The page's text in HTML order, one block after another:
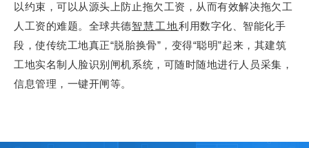
以约束，可以从源头上防止拖欠工资，从而有效解决拖欠工
人工资的难题。全球共德智慧工地利用数字化、智能化手
段，使传统工地真正“脱胎换骨”，变得“聪明”起来，其建筑
工地实名制 人脸识别闸机系统，可随时随地进行人员采集，
信息管理，一键开闸等。